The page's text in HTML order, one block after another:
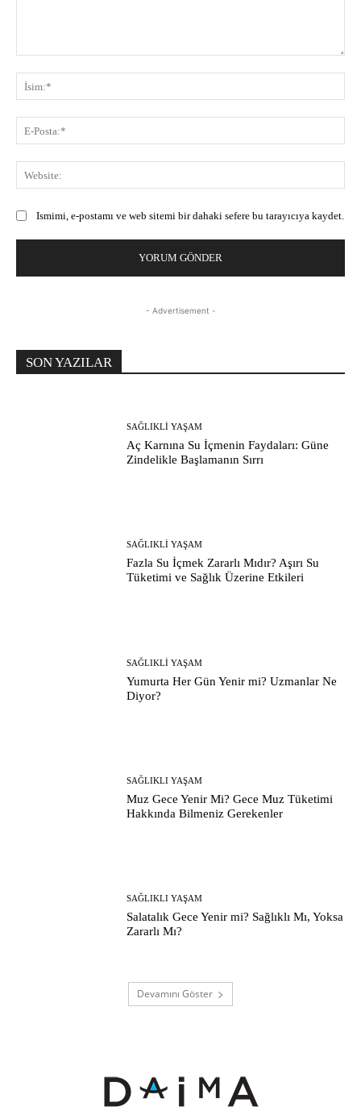
Ismimi, e-postamı ve web sitemi bir dahaki sefere bu tarayıcıya kaydet.
- Advertisement -
SON YAZILAR
SAĞLIKLI YAŞAM
Aç Karnına Su İçmenin Faydaları: Güne
Zindelikle Başlamanın Sırrı
SAĞLIKLI YAŞAM
Fazla Su İçmek Zararlı Mıdır? Aşırı Su
Tüketimi ve Sağlık Üzerine Etkileri
SAĞLIKLI YAŞAM
Yumurta Her Gün Yenir mi? Uzmanlar Ne
Diyor?
SAĞLIKLI YAŞAM
Muz Gece Yenir Mi? Gece Muz Tüketimi
Hakkında Bilmeniz Gerekenler
SAĞLIKLI YAŞAM
Salatalık Gece Yenir mi? Sağlıklı Mı, Yoksa
Zararlı Mı?
Devamını Göster